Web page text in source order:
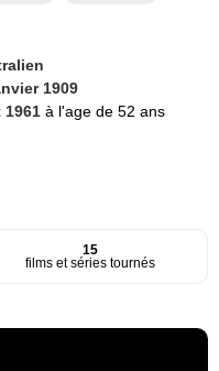
1909
1961à l'age de 52 ans
15
films et séries tournés